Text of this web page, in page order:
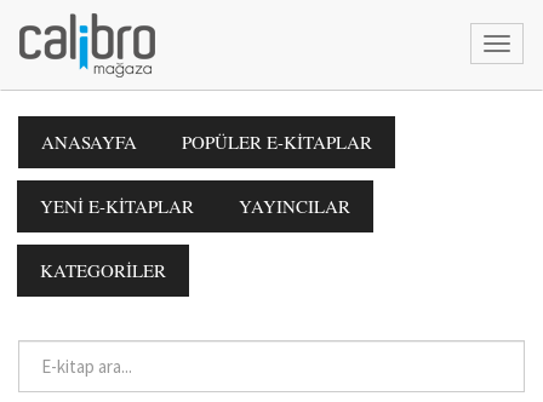
ANASAYFA POPÜLER E-KİTAPLAR
YENİ E-KİTAPLAR YAYINCILAR
KATEGORİLER